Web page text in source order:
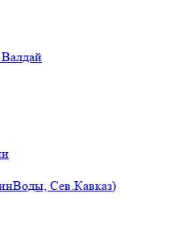
Сев.Кавказ)